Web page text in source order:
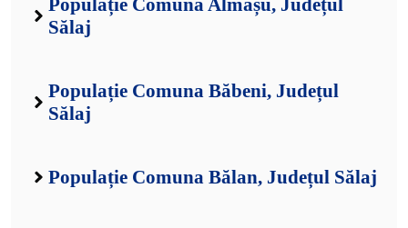
Sălaj
Populație Comuna Băbeni, Județul
Sălaj
Populație Comuna Bălan, Județul Sălaj